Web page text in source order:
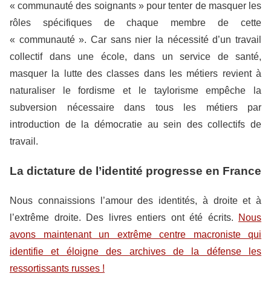
« communauté des soignants » pour tenter de masquer les
rôles spécifiques de chaque membre de cette
« communauté ». Car sans nier la nécessité d’un travail
collectif dans une école, dans un service de santé,
masquer la lutte des classes dans les métiers revient à
naturaliser le fordisme et le taylorisme empêche la
subversion nécessaire dans tous les métiers par
introduction de la démocratie au sein des collectifs de
travail.
La dictature de l’identité progresse en France
Nous connaissions l’amour des identités, à droite et à
l’extrême droite. Des livres entiers ont été écrits.
Nous
avons maintenant un extrême centre macroniste qui
identifie et éloigne des archives de la défense les
ressortissants russes !